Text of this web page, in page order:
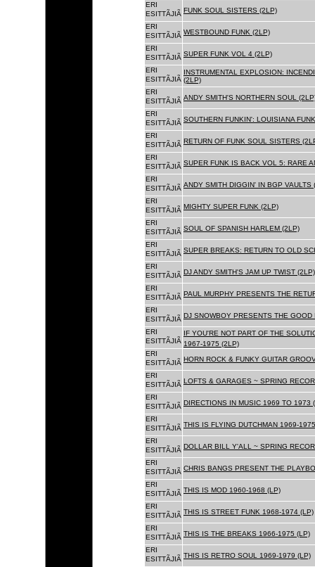
ERI
ESITTÃJIÃ FUNK SOUL SISTERS (2LP)
ERI
ESITTÃJIÃ WESTBOUND FUNK (2LP)
ERI
ESITTÃJIÃ SUPER FUNK VOL 4 (2LP)
ERI
ESITTÃJIÃ
INSTRUMENTAL EXPLOSION:
(2LP)
ERI
ESITTÃJIÃ ANDY SMITH'S NORTHERN SOUL
ERI
ESITTÃJIÃ SOUTHERN FUNKIN': LOUISIANA
ERI
ESITTÃJIÃ RETURN OF FUNK SOUL SISTERS
ERI
ESITTÃJIÃ SUPER FUNK IS BACK VOL 5: RARE
ERI
ESITTÃJIÃ ANDY SMITH DIGGIN' IN BGP VAULTS
ERI
ESITTÃJIÃ MIGHTY SUPER FUNK (2LP)
ERI
ESITTÃJIÃ SOUL OF SPANISH HARLEM (2LP)
ERI
ESITTÃJIÃ SUPER BREAKS: RETURN TO OLD
ERI
ESITTÃJIÃ DJ ANDY SMITH'S JAM UP TWIST (2LP)
ERI
ESITTÃJIÃ PAUL MURPHY PRESENTS THE
ERI
ESITTÃJIÃ DJ SNOWBOY PRESENTS THE GOOD
ERI
ESITTÃJIÃ
IF YOU'RE NOT PART OF THE
1967-1975 (2LP)
ERI
ESITTÃJIÃ HORN ROCK & FUNKY GUITAR
ERI
ESITTÃJIÃ LOFTS & GARAGES ~ SPRING
ERI
ESITTÃJIÃ DIRECTIONS IN MUSIC 1969 TO 1973
ERI
ESITTÃJIÃ THIS IS FLYING DUTCHMAN 1969-
ERI
ESITTÃJIÃ DOLLAR BILL Y'ALL ~ SPRING
ERI
ESITTÃJIÃ CHRIS BANGS PRESENT THE
ERI
ESITTÃJIÃ THIS IS MOD 1960-1968 (LP)
ERI
ESITTÃJIÃ THIS IS STREET FUNK 1968-1974 (LP)
ERI
ESITTÃJIÃ THIS IS THE BREAKS 1966-1975 (LP)
ERI
ESITTÃJIÃ THIS IS RETRO SOUL 1969-1979 (LP)